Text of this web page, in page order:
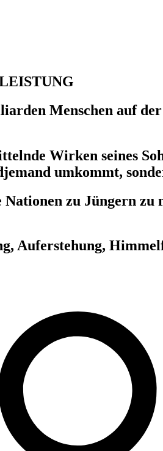
Menschen auf
Wirken seines
umkommt,
zu Jüngern
Auferstehung,